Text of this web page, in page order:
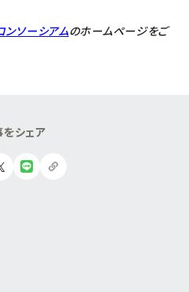
ンソーシアムのホームページをご
をシェア